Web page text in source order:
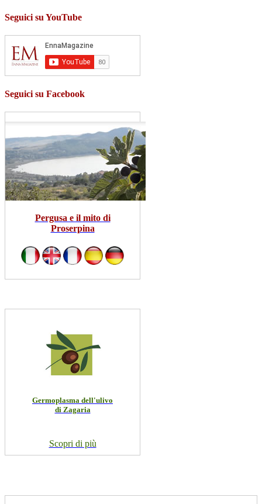
Seguici su YouTube
Seguici su Facebook
Pergusa e il mito di
Proserpina
Germoplasma dell'ulivo
di Zagaria
Scopri di più